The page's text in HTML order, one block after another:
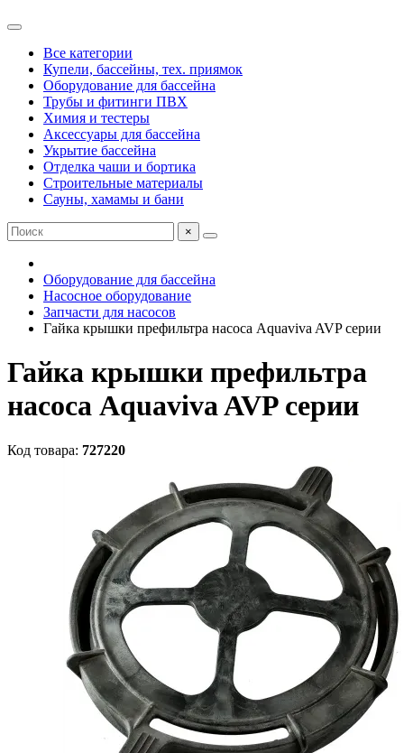
Все категории
Купели, бассейны, тех. приямок
Оборудование для бассейна
Трубы и фитинги ПВХ
Химия и тестеры
Аксессуары для бассейна
Укрытие бассейна
Отделка чаши и бортика
Строительные материалы
Сауны, хамамы и бани
×
Оборудование для бассейна
Насосное оборудование
Запчасти для насосов
Гайка крышки префильтра насоса Aquaviva AVP серии
Гайка крышки префильтра
насоса Aquaviva AVP серии
Код товара: 727220